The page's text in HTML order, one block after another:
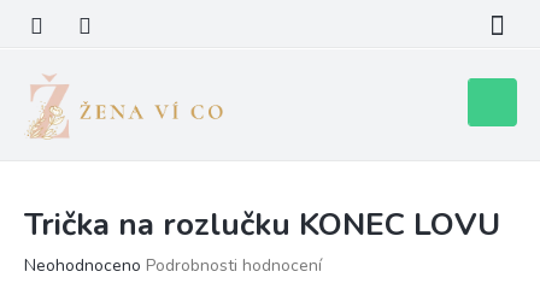
obsah
košík
Trička na rozlučku KONEC LOVU
Průměrné
Neohodnoceno Podrobnosti hodnocení